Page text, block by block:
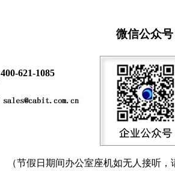
微信公众号
400-621-1085
（节假日期间办公室座机如无人接听